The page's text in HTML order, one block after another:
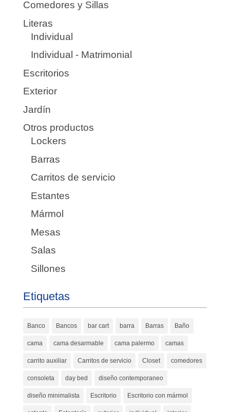
Comedores y Sillas
Literas
Individual
Individual - Matrimonial
Escritorios
Exterior
Jardín
Otros productos
Lockers
Barras
Carritos de servicio
Estantes
Mármol
Mesas
Salas
Sillones
Etiquetas
Banco Bancos bar cart barra Barras Baño
cama cama desarmable cama palermo camas
carrito auxiliar Carritos de servicio Closet comedores
consoleta day bed diseño contemporaneo
diseño minimalista Escritorio Escritorio con mármol